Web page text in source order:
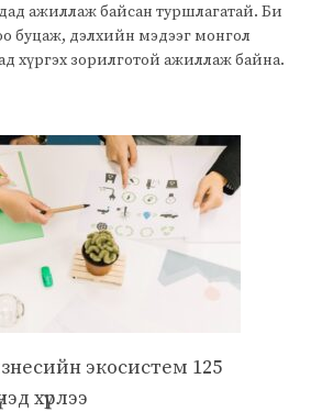
ажиллаж байсан туршлагатай. Би
буцаж, дэлхийн мэдээг монгол
хүргэх зорилготой ажиллаж байна.
экосистем 125
хүрлээ